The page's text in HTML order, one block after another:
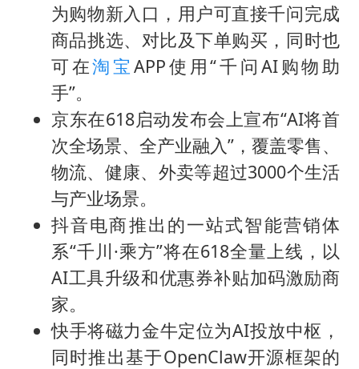
为购物新入口，用户可直接千问完成
商品挑选、对比及下单购买，同时也
可在淘宝APP使用“千问AI购物助
手”。
京东在618启动发布会上宣布“AI将首
次全场景、全产业融入”，覆盖零售、
物流、健康、外卖等超过3000个生活
与产业场景。
抖音电商推出的一站式智能营销体
系“千川·乘方”将在618全量上线，以
AI工具升级和优惠券补贴加码激励商
家。
快手将磁力金牛定位为AI投放中枢，
同时推出基于OpenClaw开源框架的